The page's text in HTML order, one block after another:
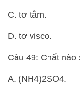
C. tơ tằm.
D. tơ visco.
Câu 49: Chất nào
A. (NH4)2SO4.